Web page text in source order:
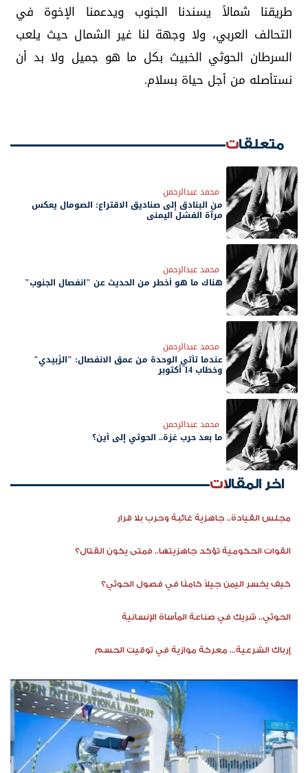
طريقنا شمالاً يسندنا الجنوب ويدعمنا الإخوة في
التحالف العربي، ولا وجهة لنا غير الشمال حيث يلعب
السرطان الحوثي الخبيث بكل ما هو جميل ولا بد أن
نستأصله من أجل حياة بسلام.
متعلقات
محمد عبدالرحمن
من البنادق إلى صناديق الاقتراع: الصومال يعكس
مرآة الفشل اليمني
محمد عبدالرحمن
هناك ما هو أخطر من الحديث عن "انفصال الجنوب"
محمد عبدالرحمن
عندما تأتي الوحدة من عمق الانفصال: "الزُبيدي"
وخطاب 14 أكتوبر
محمد عبدالرحمن
ما بعد حرب غزة.. الحوثي إلى أين؟
اخر المقالات
مجلس القيادة.. جاهزية غائبة وحرب بلا قرار
القوات الحكومية تؤكد جاهزيتها.. فمتى يكون القتال؟
كيف يخسر اليمن جيلاً كاملًا في فصول الحوثي؟
الحوثي.. شريك في صناعة المأساة الإنسانية
إرباك الشرعية... معركة موازية في توقيت الحسم